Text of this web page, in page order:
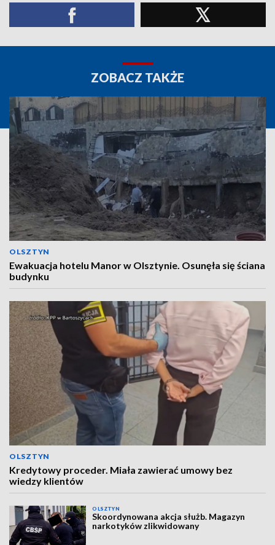
ZOBACZ TAKŻE
OLSZTYN
Ewakuacja hotelu Manor w Olsztynie. Osunęła się ściana
budynku
OLSZTYN
Kredytowy proceder. Miała zawierać umowy bez
wiedzy klientów
OLSZTYN
Skoordynowana akcja służb. Magazyn
narkotyków zlikwidowany